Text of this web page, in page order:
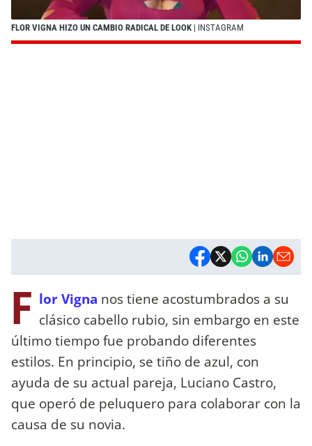
FLOR VIGNA HIZO UN CAMBIO RADICAL DE LOOK | INSTAGRAM
F lor Vigna nos tiene acostumbrados a su
clásico cabello rubio, sin embargo en este
último tiempo fue probando diferentes
estilos. En principio, se tiño de azul, con
ayuda de su actual pareja, Luciano Castro,
que operó de peluquero para colaborar con la
causa de su novia.